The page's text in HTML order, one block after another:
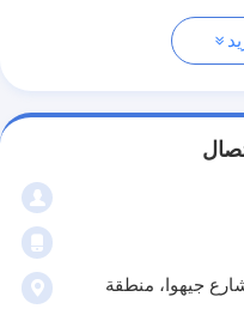
جيهوا، شارع جيهوا، منطقة